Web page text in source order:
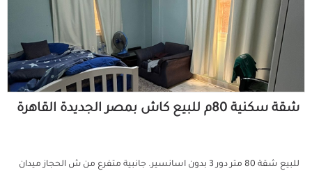
شقة سكنية 80م للبيع كاش بمصر الجديدة القاهرة
للبيع شقة 80 متر دور 3 بدون اسانسير. جانبية متفرع من ش الحجاز ميدان